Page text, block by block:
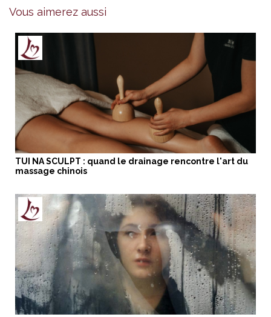
Vous aimerez aussi
TUI NA SCULPT : quand le drainage rencontre l'art du
massage chinois